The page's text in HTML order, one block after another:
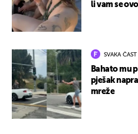
li vam se
SVAKA ČAST
Bahato mu
pješak
mreže